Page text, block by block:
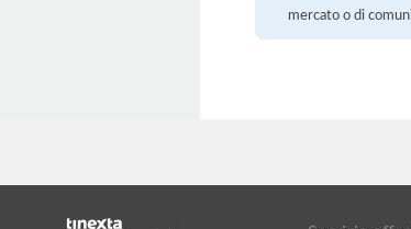
mercato o di